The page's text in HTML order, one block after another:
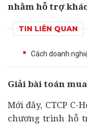
nhằm hỗ trợ
TIN LIÊN QUAN
Cách doanh
Giải bài toán
Mới đây, CTCP
chương trình hỗ